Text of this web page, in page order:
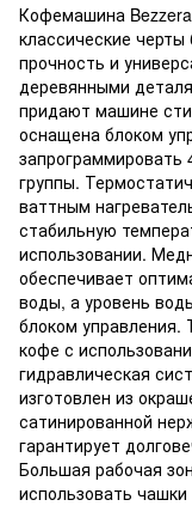
Кофемашина
классические
прочность и
деревянными
придают машине
оснащена блоком
группы.
ваттным
стабильную
использовании.
обеспечивает
воды, а уровень
блоком управления.
кофе с
гидравлическая
изготовлен из
сатинированной
гарантирует
Большая рабочая
использовать